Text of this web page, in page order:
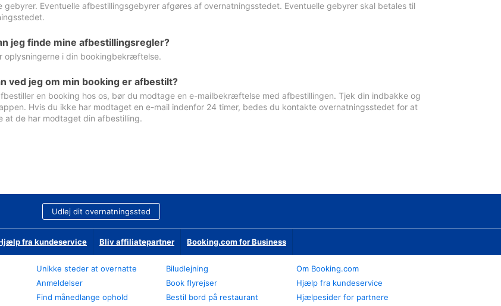
Eventuelle afbestillingsgebyrer afgøres af overnatningsstedet. Eventuelle gebyrer skal betales til
jeg finde mine afbestillingsregler?
oplysningerne i din bookingbekræftelse.
ved jeg om min booking er afbestilt?
en booking hos os, bør du modtage en e-mailbekræftelse med afbestillingen. Tjek din indbakke og
Hvis du ikke har modtaget en e-mail indenfor 24 timer, bedes du kontakte overnatningsstedet for at
at de har modtaget din afbestilling.
Udlej dit overnatningssted
fra kundeservice Bliv affiliatepartner Booking.com for Business
Unikke steder at overnatte
Anmeldelser
Find månedlange ophold
Biludlejning
Book flyrejser
Bestil bord på restaurant
Om Booking.com
Hjælp fra kundeservice
Hjælpesider for partnere